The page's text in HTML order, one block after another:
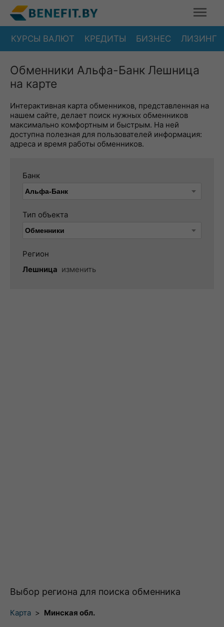
КУРСЫ ВАЛЮТ КРЕДИТЫ БИЗНЕС ЛИЗИНГ
Обменники Альфа-Банк Лешница
на карте
Интерактивная карта обменников, представленная на
нашем сайте, делает поиск нужных обменников
максимально комфортным и быстрым. На ней
доступна полезная для пользователей информация:
адреса и время работы обменников.
Банк
Тип объекта
Регион
Лешница изменить
Выбор региона для поиска обменника
Карта > Минская обл.